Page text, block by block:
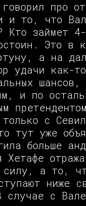
про
и то, что
Кто займет
Это в
а на
удачи как-
и по
с
тут уже
больше
Хетафе
силу, а то,
ниже
случае с